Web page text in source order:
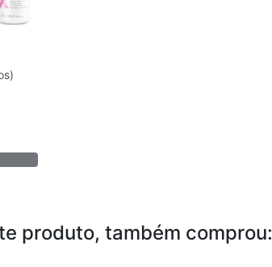
produto, também comprou: